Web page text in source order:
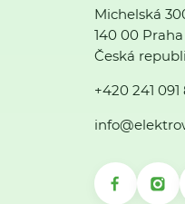
Michelská
140 00
Česká
+420 241 091